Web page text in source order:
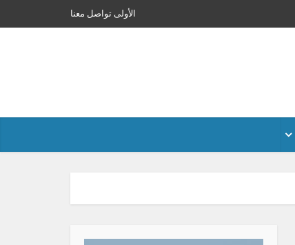
الأولى تواصل معنا